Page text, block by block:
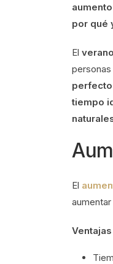
por qué
El verano
tiempo
El